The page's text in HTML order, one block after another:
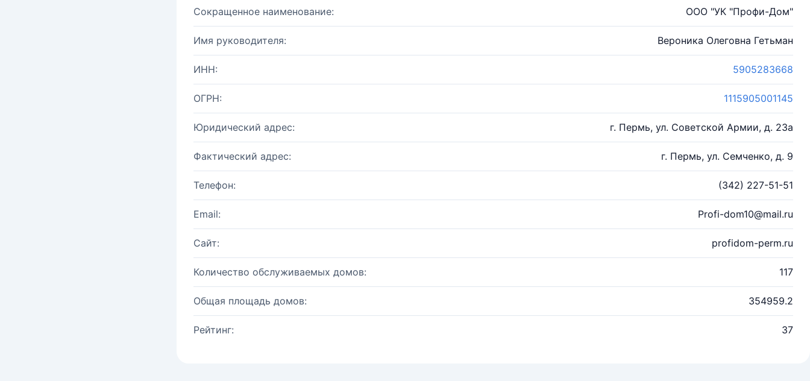
Сокращенное наименование: ООО "УК "Профи-Дом"
Имя руководителя: Вероника Олеговна Гетьман
ИНН: 5905283668
ОГРН: 1115905001145
Юридический адрес: г. Пермь, ул. Советской Армии, д. 23а
Фактический адрес: г. Пермь, ул. Семченко, д. 9
Телефон: (342) 227-51-51
Email: Profi-dom10@mail.ru
Сайт: profidom-perm.ru
Количество обслуживаемых домов: 117
Общая площадь домов: 354959.2
Рейтинг: 37